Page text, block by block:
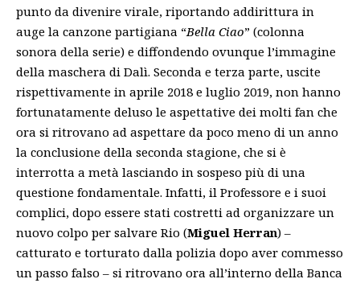
punto da divenire virale, riportando addirittura in
auge la canzone partigiana “Bella Ciao” (colonna
sonora della serie) e diffondendo ovunque l’immagine
della maschera di Dalì. Seconda e terza parte, uscite
rispettivamente in aprile 2018 e luglio 2019, non hanno
fortunatamente deluso le aspettative dei molti fan che
ora si ritrovano ad aspettare da poco meno di un anno
la conclusione della seconda stagione, che si è
interrotta a metà lasciando in sospeso più di una
questione fondamentale. Infatti, il Professore e i suoi
complici, dopo essere stati costretti ad organizzare un
nuovo colpo per salvare Rio (Miguel Herran) –
catturato e torturato dalla polizia dopo aver commesso
un passo falso – si ritrovano ora all’interno della Banca